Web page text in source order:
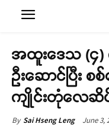
အထူးဒေသ (၄
ဦးဆောင်ပြီး
ကျိုင်းတုံလေဆိ
By Sai Hseng Leng June 3,